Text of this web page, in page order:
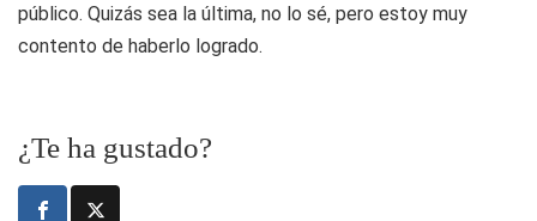
público. Quizás sea la última, no lo sé, pero estoy muy
contento de haberlo logrado.
¿Te ha gustado?